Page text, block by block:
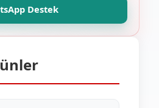
Destek